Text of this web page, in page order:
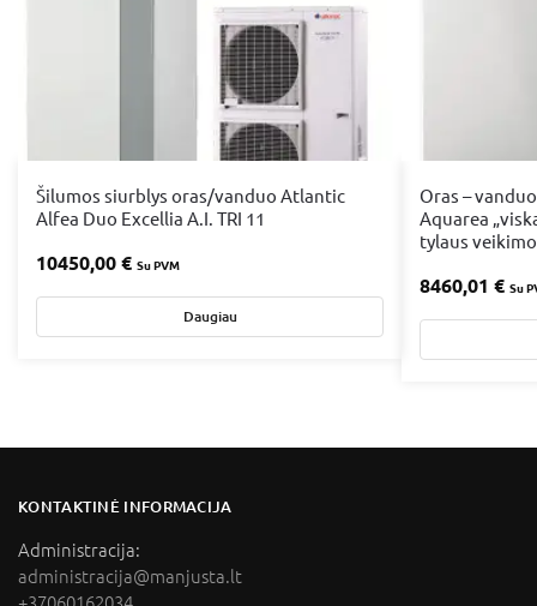
Šilumos siurblys oras/vanduo Atlantic
Alfea Duo Excellia A.I. TRI 11
10450,00€ Su PVM
Daugiau
Oras –
Aquarea
tylaus veikimo
8460,01 € Su
KONTAKTINĖ INFORMACIJA
Administracija:
administracija@manjusta.lt